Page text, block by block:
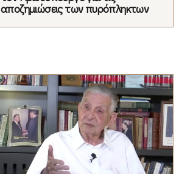
αποζημιώσεις των πυρόπληκτων